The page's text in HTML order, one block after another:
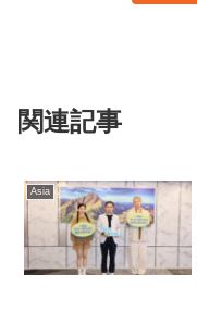
関連記事
Asia